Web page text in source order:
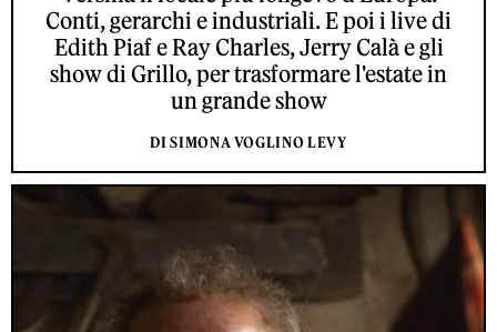
Conti, gerarchi e industriali. E poi i live di
Edith Piaf e Ray Charles, Jerry Calà e gli
show di Grillo, per trasformare l'estate in
un grande show
DI SIMONA VOGLINO LEVY